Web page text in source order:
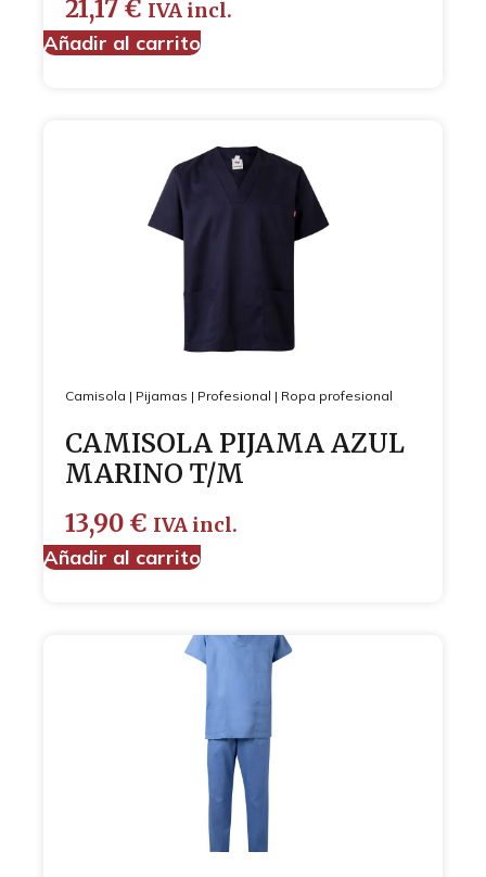
21,17 € IVA incl.
Añadir al carrito
Camisola | Pijamas | Profesional | Ropa profesional
CAMISOLA PIJAMA AZUL
MARINO T/M
13,90 € IVA incl.
Añadir al carrito